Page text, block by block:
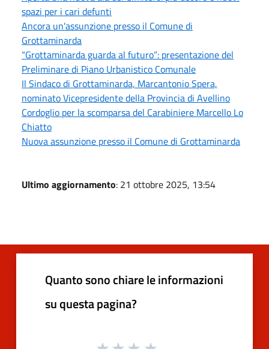
spazi per i cari defunti
Ancora un'assunzione presso il Comune di
Grottaminarda
“Grottaminarda guarda al futuro”: presentazione del
Preliminare di Piano Urbanistico Comunale
Il Sindaco di Grottaminarda, Marcantonio Spera,
nominato Vicepresidente della Provincia di Avellino
Cordoglio per la scomparsa del Carabiniere Marcello Lo
Chiatto
Nuova assunzione presso il Comune di Grottaminarda
Ultimo aggiornamento: 21 ottobre 2025, 13:54
Quanto sono chiare le informazioni
su questa pagina?